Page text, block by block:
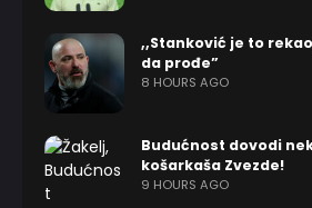
,,Stanković je to
da prođe”
8 HOURS AGO
Budućnost dovodi
košarkaša Zvezde!
9 HOURS AGO